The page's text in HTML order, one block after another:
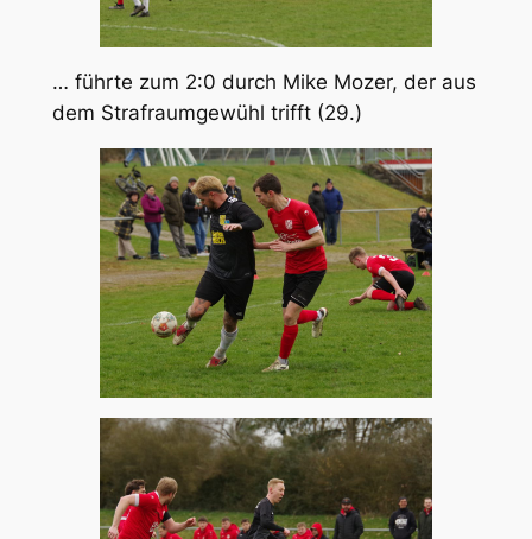
… führte zum 2:0 durch Mike Mozer, der aus
dem Strafraumgewühl trifft (29.)